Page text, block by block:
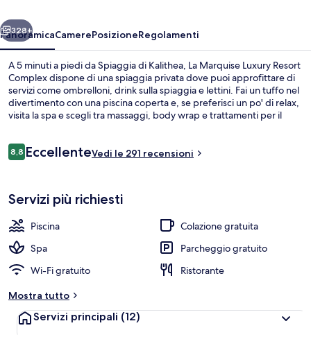
Avanti
328+
PanoramicaCamerePosizioneRegolamenti
A 5 minuti a piedi da Spiaggia di Kalithea, La Marquise Luxury Resort
Complex dispone di una spiaggia privata dove puoi approfittare di
servizi come ombrelloni, drink sulla spiaggia e lettini. Fai un tuffo nel
divertimento con una piscina coperta e, se preferisci un po' di relax,
visita la spa e scegli tra massaggi, body wrap e trattamenti per il
punti di forza di questo hotel di lusso sono 3 bar a bordo piscina, un
Recensioni
8,88,8 su 10
EccellenteVedi le 291 recensioni
Servizi più richiesti
Piscina
Colazione gratuita
Spa
Parcheggio gratuito
Wi-Fi gratuito
Ristorante
Mostra tutto
Servizi principali (12)